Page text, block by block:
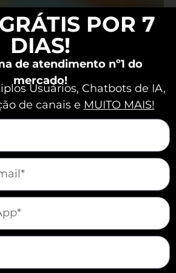
de Compra: Como
para Engajamento
Codes podem revolucionar a
POR 7
DIAS!
de atendimento nº1 do
mercado!
Usuários, Chatbots de IA,
de canais e MUITO MAIS!